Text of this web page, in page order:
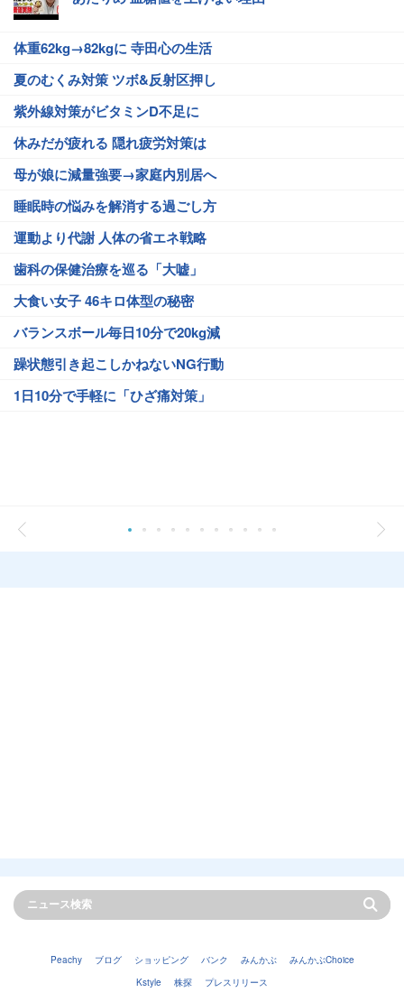
体重62kg→82kgに 寺田心の生活
夏のむくみ対策 ツボ&反射区押し
紫外線対策がビタミンD不足に
休みだが疲れる 隠れ疲労対策は
母が娘に減量強要→家庭内別居へ
睡眠時の悩みを解消する過ごし方
運動より代謝 人体の省エネ戦略
歯科の保健治療を巡る「大嘘」
大食い女子 46キロ体型の秘密
バランスボール毎日10分で20kg減
躁状態引き起こしかねないNG行動
1日10分で手軽に「ひざ痛対策」
Peachy ブログ ショッピング バンク みんかぶ
みんかぶChoice
Kstyle
株探 プレスリリース